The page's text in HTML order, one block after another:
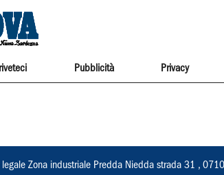
Pubblicità Privacy
legale Zona industriale Predda Niedda strada 31 ,